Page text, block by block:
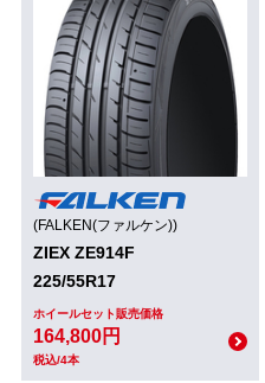
(FALKEN(ファルケン))
ZIEX ZE914F
225/55R17
ホイールセット販売価格
164,800円
税込/4本